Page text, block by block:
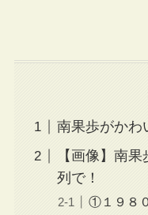
南果歩がかわ
【画像】南
列で！
①１９８